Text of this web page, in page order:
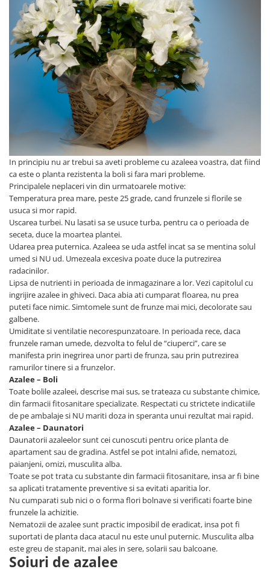
In principiu nu ar trebui sa aveti probleme cu azaleea voastra, dat fiind
ca este o planta rezistenta la boli si fara mari probleme.
Principalele neplaceri vin din urmatoarele motive:
Temperatura prea mare, peste 25 grade, cand frunzele si florile se
usuca si mor rapid.
Uscarea turbei. Nu lasati sa se usuce turba, pentru ca o perioada de
seceta, duce la moartea plantei.
Udarea prea puternica. Azaleea se uda astfel incat sa se mentina solul
umed si NU ud. Umezeala excesiva poate duce la putrezirea
radacinilor.
Lipsa de nutrienti in perioada de inmagazinare a lor. Vezi capitolul cu
ingrijire azalee in ghiveci. Daca abia ati cumparat floarea, nu prea
puteti face nimic. Simtomele sunt de frunze mai mici, decolorate sau
galbene.
Umiditate si ventilatie necorespunzatoare. In perioada rece, daca
frunzele raman umede, dezvolta to felul de “ciuperci”, care se
manifesta prin inegrirea unor parti de frunza, sau prin putrezirea
ramurilor tinere si a frunzelor.
Azalee – Boli
Toate bolile azaleei, descrise mai sus, se trateaza cu substante chimice,
din farmacii fitosanitare specializate. Respectati cu strictete indicatiile
de pe ambalaje si NU mariti doza in speranta unui rezultat mai rapid.
Azalee – Daunatori
Daunatorii azaleelor sunt cei cunoscuti pentru orice planta de
apartament sau de gradina. Astfel se pot intalni afide, nematozi,
paianjeni, omizi, musculita alba.
Toate se pot trata cu substante din farmacii fitosanitare, insa ar fi bine
sa aplicati tratamente preventive si sa evitati aparitia lor.
Nu cumparati sub nici o o forma flori bolnave si verificati foarte bine
frunzele la achizitie.
Nematozii de azalee sunt practic imposibil de eradicat, insa pot fi
suportati de planta daca atacul nu este unul puternic. Musculita alba
este greu de stapanit, mai ales in sere, solarii sau balcoane.
Soiuri de azalee